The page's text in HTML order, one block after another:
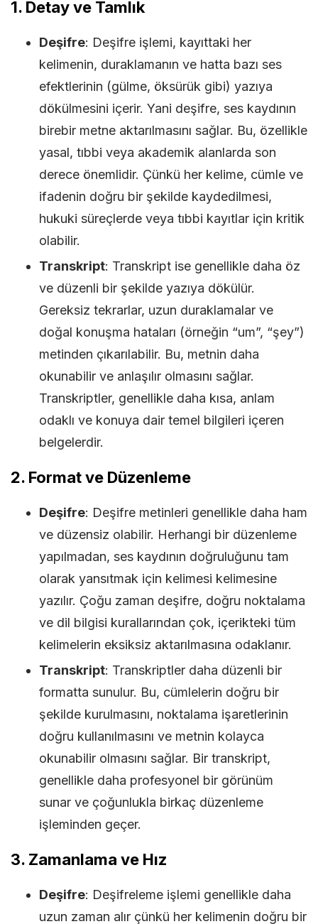
1. Detay ve Tamlık
Deşifre: Deşifre işlemi, kayıttaki her
kelimenin, duraklamanın ve hatta bazı ses
efektlerinin (gülme, öksürük gibi) yazıya
dökülmesini içerir. Yani deşifre, ses kaydının
birebir metne aktarılmasını sağlar. Bu, özellikle
yasal, tıbbi veya akademik alanlarda son
derece önemlidir. Çünkü her kelime, cümle ve
ifadenin doğru bir şekilde kaydedilmesi,
hukuki süreçlerde veya tıbbi kayıtlar için kritik
olabilir.
Transkript: Transkript ise genellikle daha öz
ve düzenli bir şekilde yazıya dökülür.
Gereksiz tekrarlar, uzun duraklamalar ve
doğal konuşma hataları (örneğin “um”, “şey”)
metinden çıkarılabilir. Bu, metnin daha
okunabilir ve anlaşılır olmasını sağlar.
Transkriptler, genellikle daha kısa, anlam
odaklı ve konuya dair temel bilgileri içeren
belgelerdir.
2. Format ve Düzenleme
Deşifre: Deşifre metinleri genellikle daha ham
ve düzensiz olabilir. Herhangi bir düzenleme
yapılmadan, ses kaydının doğruluğunu tam
olarak yansıtmak için kelimesi kelimesine
yazılır. Çoğu zaman deşifre, doğru noktalama
ve dil bilgisi kurallarından çok, içerikteki tüm
kelimelerin eksiksiz aktarılmasına odaklanır.
Transkript: Transkriptler daha düzenli bir
formatta sunulur. Bu, cümlelerin doğru bir
şekilde kurulmasını, noktalama işaretlerinin
doğru kullanılmasını ve metnin kolayca
okunabilir olmasını sağlar. Bir transkript,
genellikle daha profesyonel bir görünüm
sunar ve çoğunlukla birkaç düzenleme
işleminden geçer.
3. Zamanlama ve Hız
Deşifre: Deşifreleme işlemi genellikle daha
uzun zaman alır çünkü her kelimenin doğru bir